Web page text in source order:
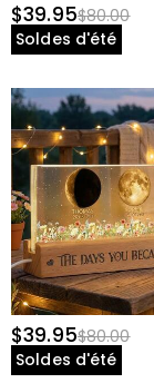
$39.95$80.00
Soldes d'été
$39.95$80.00
Soldes d'été